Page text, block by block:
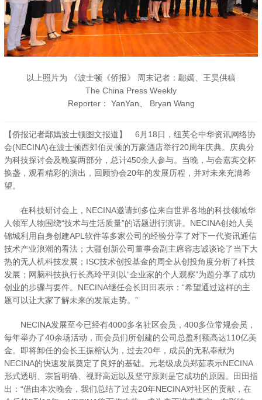
以上照片为 《波士顿《侨报》 周末记者：鄢嫣、王昊供稿
The China Press Weekly
Reporter： YanYan、 Bryan Wang
【侨报记者鄢嫣波士顿图文报道】 6月18日，纽英仑中华资讯网络协
会(NECINA)在波士顿西郊伯灵顿的万豪酒店举行20周年庆典。庆典分
为科技探讨会及晚宴两部分，总计450余人参与。当晚，与会嘉宾交杯
换盏，观看精彩的演出，回顾协会20年的发展历程，并对未来充满希
望。
在科技研讨会上，NECINA邀请到多位来自世界各地的科技领域华
人领军人物围绕“技术与生活质量”的话题进行演讲。NECINA创始人吴
锦城利用自身创建APL软件等多家公司的经验分享了对下一代资讯通信
技术产业浪潮的看法；大疆创新公司董事会副主席容志诚谈论了当下大
热的无人机科技发展；ISC技术创投基金的周全从创投角度分析了科技
发展；网脑科技执行长高玲平则以“企业家的个人观察”为题分享了成功
创业的步骤与要件。NECINA继任会长田田表示：“希望通过这样的主
题可以让大家了解未来的发展走势。”
NECINA发展至今已经有4000多名社区会员，400多位常规会员，
每年举办了40余场活动，而会员们所创建的公司总盈利额高达110亿美
金。即将卸任的会长王振榕认为，过去20年，成员的无私奉献为
NECINA的快速发展奠定了良好的基础。元老级成员郑茹表示NECINA
形式透明、宗旨明确、视野高远以及坚守原则是它成功的原因。田田指
出：“借由本次晚会，我们总结了过去20年NECINA对社区的贡献，在